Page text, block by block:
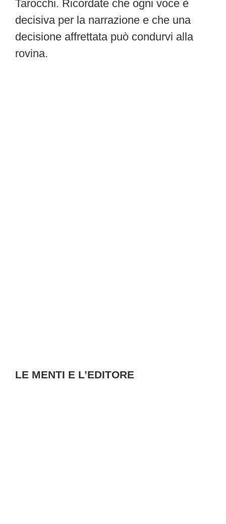
Tarocchi. Ricordate che ogni voce è
decisiva per la narrazione e che una
decisione affrettata può condurvi alla
rovina.
LE MENTI E L’EDITORE